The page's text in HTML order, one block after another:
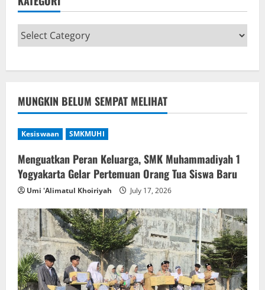
MUNGKIN BELUM SEMPAT MELIHAT
Kesiswaan SMKMUHI
Menguatkan Peran Keluarga, SMK Muhammadiyah 1
Yogyakarta Gelar Pertemuan Orang Tua Siswa Baru
Umi 'Alimatul Khoiriyah July 17, 2026